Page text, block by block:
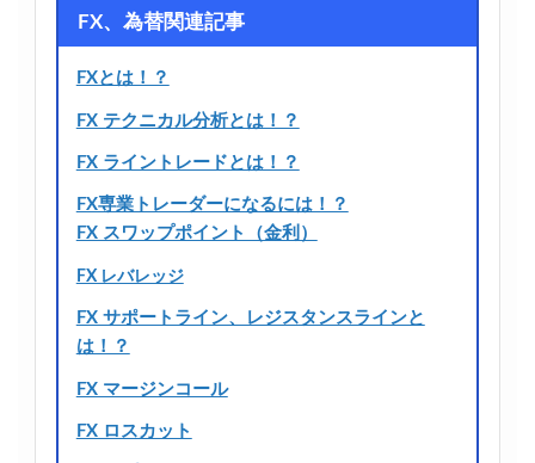
FX、為替関連記事
FXとは！？
FX テクニカル分析とは！？
FX ライントレードとは！？
FX専業トレーダーになるには！？
FX スワップポイント（金利）
FX レバレッジ
FX サポートライン、レジスタンスラインと
は！？
FX マージンコール
FX ロスカット